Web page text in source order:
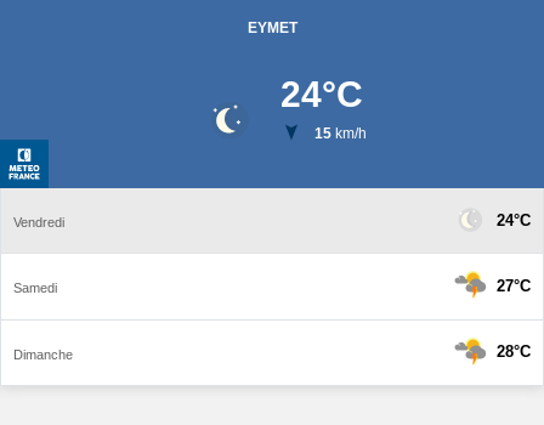
EYMET
24°C
15km/h
Vendredi 24°C
Samedi 27°C
Dimanche 28°C